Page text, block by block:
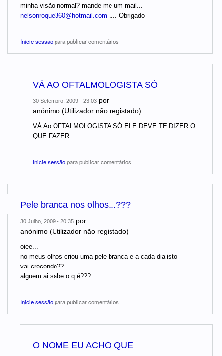
minha visão normal? mande-me um mail...
nelsonroque360@hotmail.com .... Obrigado
Inicie sessãopara publicar comentários
VÁ AO OFTALMOLOGISTA SÓ
30 Setembro, 2009 - 23:03 por
anónimo (Utilizador não registado)
VÁ Ao OFTALMOLOGISTA SÓ ELE DEVE TE DIZER O
QUE FAZER.
Inicie sessãopara publicar comentários
Pele branca nos olhos...???
30 Julho, 2009 - 20:35 por
anónimo (Utilizador não registado)
oiee...
no meus olhos criou uma pele branca e a cada dia isto
vai crecendo??
alguem ai sabe o q é???
Inicie sessãopara publicar comentários
O NOME EU ACHO QUE